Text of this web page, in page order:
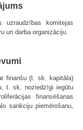
uzraudzības komitejas
un darba organizāciju.
finanšu (t. sk. kapitāla)
t. sk. noziedzīgi iegūtu
finansēšanas
sankciju piemērošanu,